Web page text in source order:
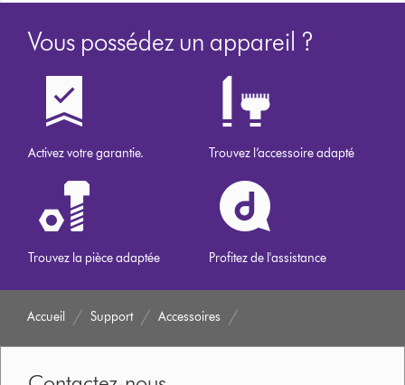
Vous possédez un appareil ?
Activez votre garantie. Trouvez l’accessoire adapté
Trouvez la pièce adaptée Profitez de l'assistance
Accueil Support Accessoires